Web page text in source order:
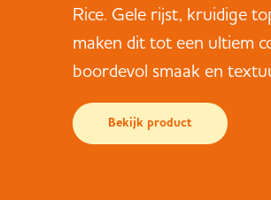
Rice. Gele rijst, kruidige
maken dit tot een ultiem
boordevol smaak en
Bekijk product